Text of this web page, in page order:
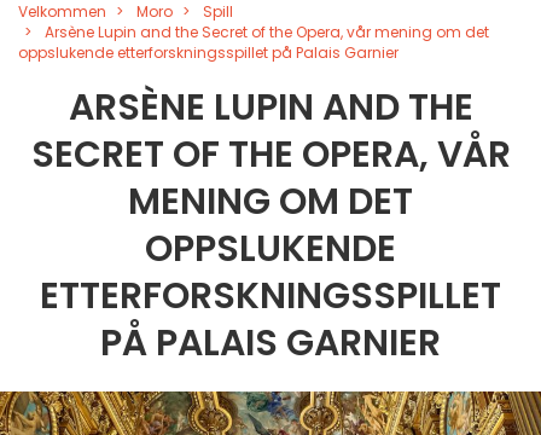
Velkommen Moro
Spill
Arsène Lupin and the Secret of the Opera, vår mening om det
oppslukende etterforskningsspillet på Palais Garnier
ARSÈNE LUPIN AND THE
SECRET OF THE OPERA, VÅR
MENING OM DET
OPPSLUKENDE
ETTERFORSKNINGSSPILLET
PÅ PALAIS GARNIER